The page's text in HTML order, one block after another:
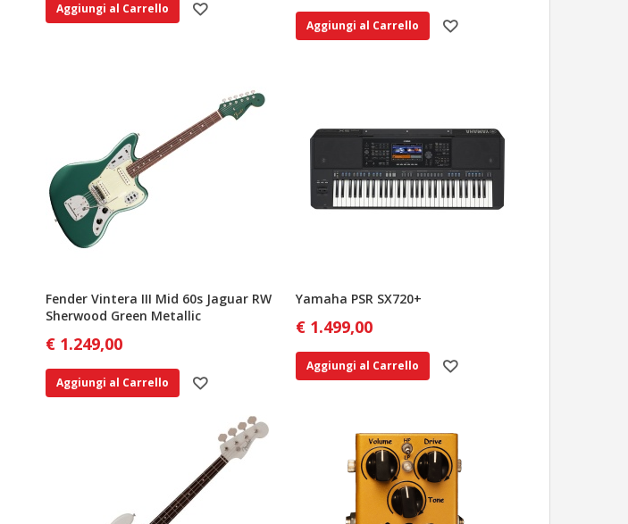
Aggiungi al Carrello
Aggiungi al Carrello
Fender Vintera III Mid 60s Jaguar RW
Sherwood Green Metallic
€ 1.249,00
Aggiungi al Carrello
Yamaha PSR SX720+
€ 1.499,00
Aggiungi al Carrello